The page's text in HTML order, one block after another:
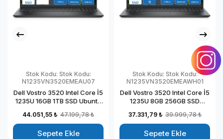
Stok Kodu: Stok Kodu:
N1235VN3520EMEAU07
Dell Vostro 3520 Intel Core İ5
1235U 16GB 1TB SSD Ubuntu
Bilgisayar
N1235VN3520EMEAU07
44.051,55 ₺ 47.199,78 ₺
Sepete Ekle
Stok Kodu: Stok Kodu:
N1235VN3520EMEAWH01
Dell Vostro 3520 Intel Core İ5
1235U 8GB 256GB SSD
Taşınabilir Bilgisayar
N1235VN3520EMEAWH01
37.331,79 ₺ 39.999,78 ₺
Sepete Ekle